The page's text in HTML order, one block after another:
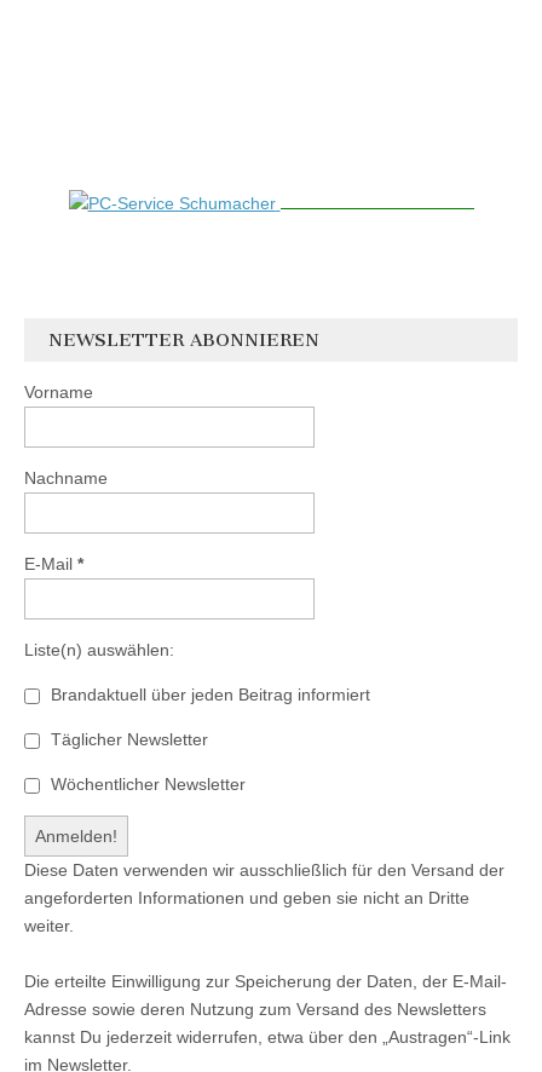
NEWSLETTER ABONNIEREN
Vorname
Nachname
E-Mail *
Liste(n) auswählen:
Brandaktuell über jeden Beitrag informiert
Täglicher Newsletter
Wöchentlicher Newsletter
Diese Daten verwenden wir ausschließlich für den Versand der
angeforderten Informationen und geben sie nicht an Dritte
weiter.
Die erteilte Einwilligung zur Speicherung der Daten, der E-Mail-
Adresse sowie deren Nutzung zum Versand des Newsletters
kannst Du jederzeit widerrufen, etwa über den „Austragen“-Link
im Newsletter.